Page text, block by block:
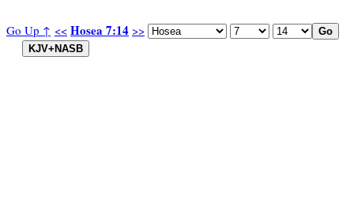
Go Up ↑ << Hosea 7:14 >>